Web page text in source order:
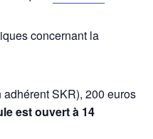
concernant la
SKR), 200 euros
est ouvert à 14